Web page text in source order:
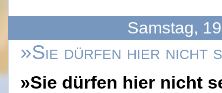
Samstag,
»Sie dürfen hier nicht
»Sie dürfen hier nicht